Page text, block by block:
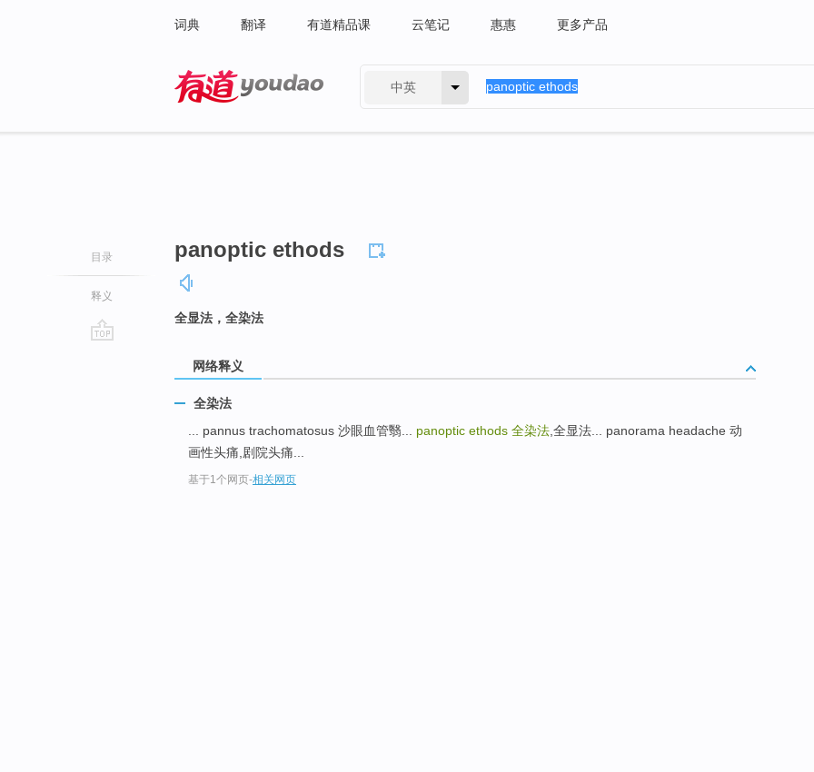
词典 翻译 有道精品课 云笔记 惠惠 更多产品
中英
目录
释义
panoptic ethods
全显法，全染法
网络释义
全染法
... pannus trachomatosus 沙眼血管翳... panoptic ethods 全染法 ,全显法... panorama headache 动
画性头痛,剧院头痛...
基于1个网页-相关网页